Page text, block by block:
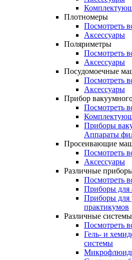
Плотномеры
Посмотреть
Аксессуары
Поляриметры
Посмотреть
Аксессуары
Посудомоечные
Посмотреть
Аксессуары
Прибор
Посмотреть
Приборы
Аппараты
Просеивающие
Посмотреть
Аксессуары
Различные
Посмотреть
Приборы для
Приборы для
практикумов
Различные
Посмотреть
Гель- и
системы